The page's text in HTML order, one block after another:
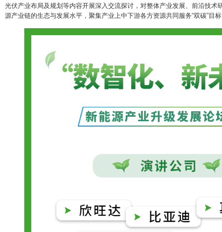
光伏产业布局及规划等内容开展深入交流探讨，对整体产业发展、前沿技术
源产业链的生态与发展水平，聚集产业上中下游各方资源共同服务“双碳”目